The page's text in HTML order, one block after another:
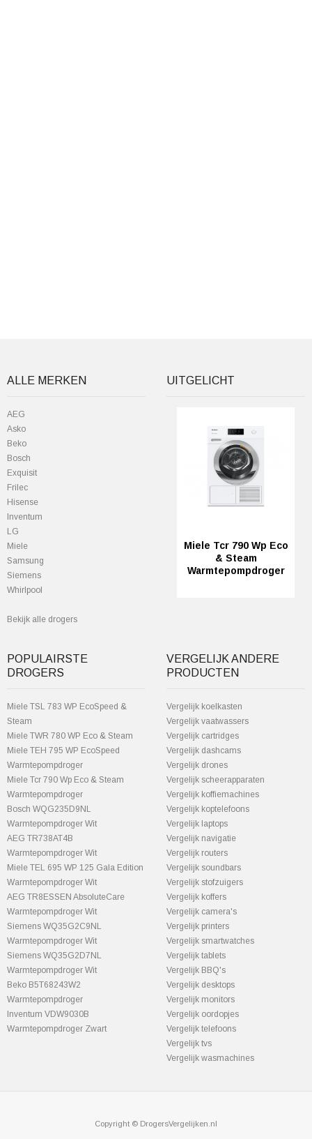
ALLE MERKEN
AEG
Asko
Beko
Bosch
Exquisit
Frilec
Hisense
Inventum
LG
Miele
Samsung
Siemens
Whirlpool
Bekijk alle drogers
UITGELICHT
Miele Tcr 790 Wp Eco
& Steam
Warmtepompdroger
POPULAIRSTE
DROGERS
Miele TSL 783 WP EcoSpeed &
Steam
Miele TWR 780 WP Eco & Steam
Miele TEH 795 WP EcoSpeed
Warmtepompdroger
Miele Tcr 790 Wp Eco & Steam
Warmtepompdroger
Bosch WQG235D9NL
Warmtepompdroger Wit
AEG TR738AT4B
Warmtepompdroger Wit
Miele TEL 695 WP 125 Gala Edition
Warmtepompdroger Wit
AEG TR8ESSEN AbsoluteCare
Warmtepompdroger Wit
Siemens WQ35G2C9NL
Warmtepompdroger Wit
Siemens WQ35G2D7NL
Warmtepompdroger Wit
Beko B5T68243W2
Warmtepompdroger
Inventum VDW9030B
Warmtepompdroger Zwart
VERGELIJK ANDERE
PRODUCTEN
Vergelijk koelkasten
Vergelijk vaatwassers
Vergelijk cartridges
Vergelijk dashcams
Vergelijk drones
Vergelijk scheerapparaten
Vergelijk koffiemachines
Vergelijk koptelefoons
Vergelijk laptops
Vergelijk navigatie
Vergelijk routers
Vergelijk soundbars
Vergelijk stofzuigers
Vergelijk koffers
Vergelijk camera's
Vergelijk printers
Vergelijk smartwatches
Vergelijk tablets
Vergelijk BBQ's
Vergelijk desktops
Vergelijk monitors
Vergelijk oordopjes
Vergelijk telefoons
Vergelijk tvs
Vergelijk wasmachines
Copyright © DrogersVergelijken.nl